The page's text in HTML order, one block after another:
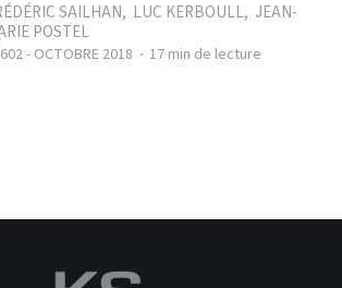
SAILHAN, LUC KERBOULL, JEAN-
POSTEL
- OCTOBRE 2018 17 min de lecture